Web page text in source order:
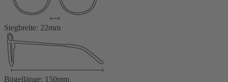
Stegbreite: 22mm
Bügellänge: 150mm